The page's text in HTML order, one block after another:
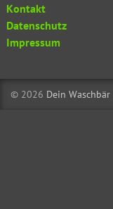
Kontakt
Datenschutz
Impressum
© 2026 Dein Waschbär